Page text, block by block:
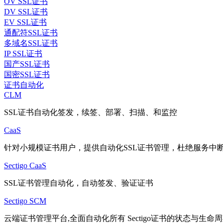
DV SSL证书
EV SSL证书
通配符SSL证书
多域名SSL证书
IP SSL证书
国产SSL证书
国密SSL证书
证书自动化
CLM
SSL证书自动化签发，续签、部署、扫描、和监控
CaaS
针对小规模证书用户，提供自动化SSL证书管理，杜绝服务中
Sectigo CaaS
SSL证书管理自动化，自动签发、验证证书
Sectigo SCM
云端证书管理平台,全面自动化所有 Sectigo证书的状态与生命周